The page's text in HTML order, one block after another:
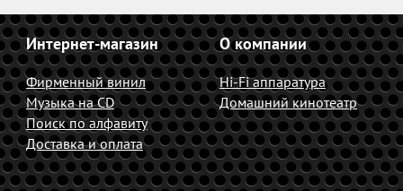
Интернет-магазин
Фирменный винил
Музыка на CD
Поиск по алфавиту
Доставка и оплата
О компании
Hi-Fi аппаратура
Домашний кинотеатр